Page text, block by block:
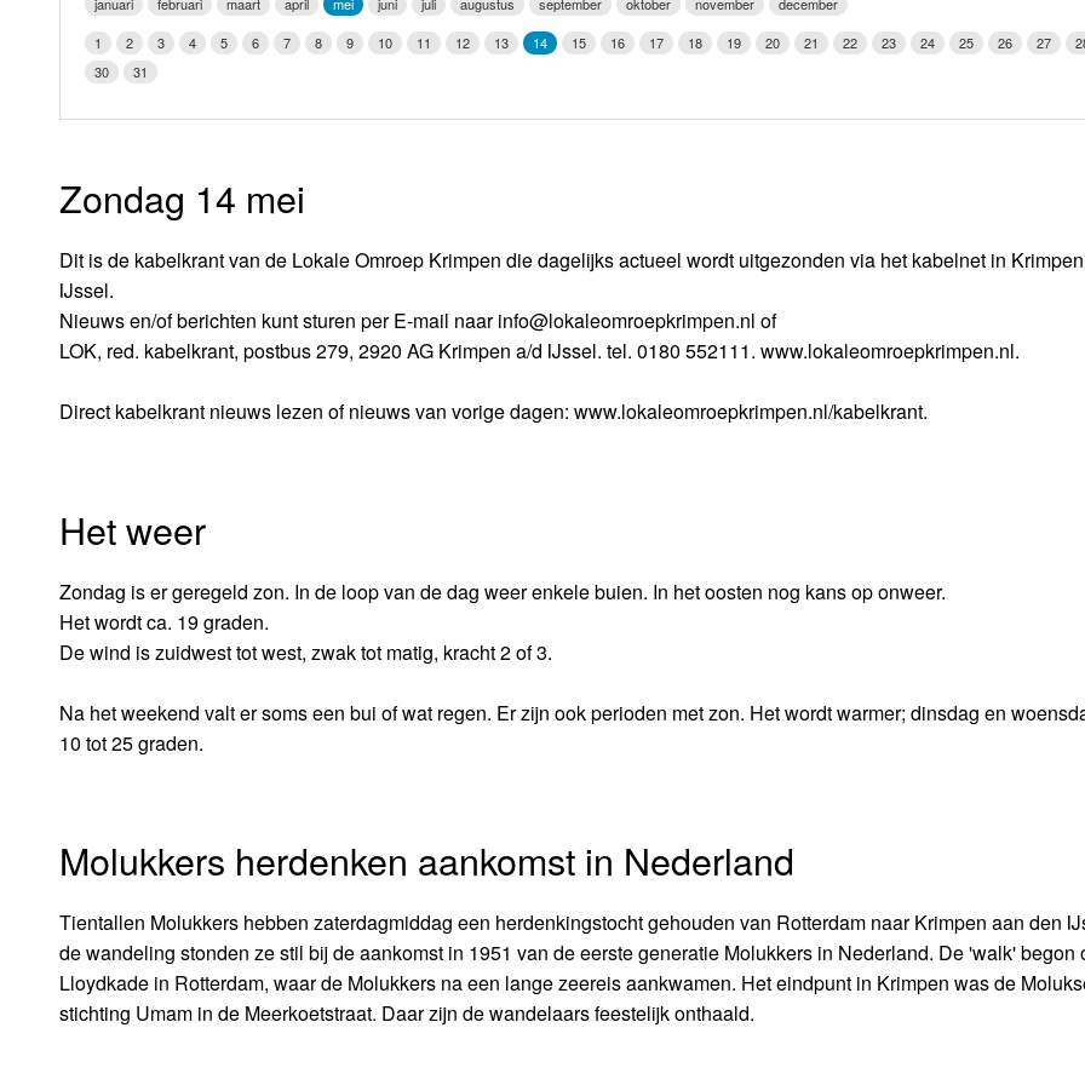
Vrijdag
LOK schijf
Oude LOK programma's
Weerman
1
2 3 4 5 6 7 8 9 10 11 12 13 14 15 16 17 18 19 20 21 22 23 24 25 26 27
30
31
Zondag 14 mei
Dit is de kabelkrant van de Lokale Omroep Krimpen die dagelijks actueel wordt uitgezonden via het kabelnet in
IJssel.
Nieuws en/of berichten kunt sturen per E-mail naar info@lokaleomroepkrimpen.nl of
LOK, red. kabelkrant, postbus 279, 2920 AG Krimpen a/d IJssel. tel. 0180 552111. www.lokaleomroepkrimpen.nl.
Direct kabelkrant nieuws lezen of nieuws van vorige dagen: www.lokaleomroepkrimpen.nl/kabelkrant.
Het weer
Zondag is er geregeld zon. In de loop van de dag weer enkele buien. In het oosten nog kans op onweer.
Het wordt ca. 19 graden.
De wind is zuidwest tot west, zwak tot matig, kracht 2 of 3.
Na het weekend valt er soms een bui of wat regen. Er zijn ook perioden met zon. Het wordt warmer; dinsdag en
10 tot 25 graden.
Molukkers herdenken aankomst in Nederland
Tientallen Molukkers hebben zaterdagmiddag een herdenkingstocht gehouden van Rotterdam naar Krimpen aan den
de wandeling stonden ze stil bij de aankomst in 1951 van de eerste generatie Molukkers in Nederland. De 'walk' begon
Lloydkade in Rotterdam, waar de Molukkers na een lange zeereis aankwamen. Het eindpunt in Krimpen was de
stichting Umam in de Meerkoetstraat. Daar zijn de wandelaars feestelijk onthaald.